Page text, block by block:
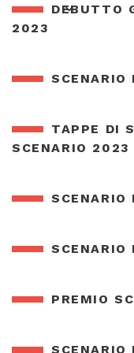
DEBUTTO
2023
TAPPE DI
SCENARIO 2023
PREMIO